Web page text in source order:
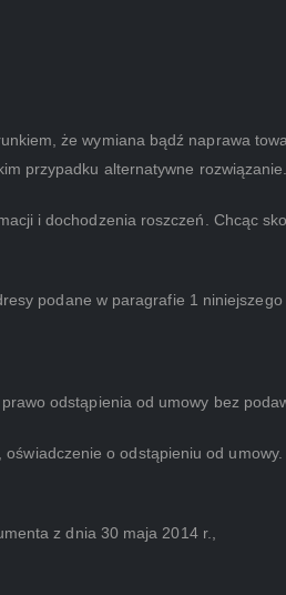
że wymiana bądź naprawa
przypadku alternatywne rozwiązanie.
i dochodzenia roszczeń. Chcąc
podane w paragrafie 1 niniejszego
odstąpienia od umowy bez
o odstąpieniu od
z dnia 30 maja 2014 r.,